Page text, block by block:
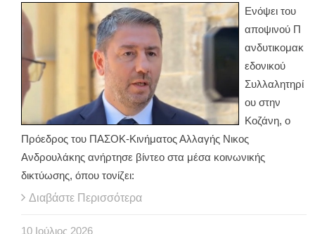
Ενόψει του
αποψινού Π
ανδυτικομακ
εδονικού
Συλλαλητηρί
ου στην
Κοζάνη, ο
Πρόεδρος του ΠΑΣΟΚ-Κινήματος Αλλαγής Νικος
Ανδρουλάκης ανήρτησε βίντεο στα μέσα κοινωνικής
δικτύωσης, όπου τονίζει:
Διαβάστε Περισσότερα
10 Ιούλιος 2026